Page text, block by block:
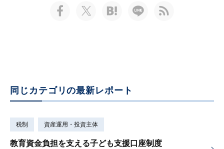
同じカテゴリの最新レポート
税制 資産運用・投資主体
教育資金負担を支える子ども支援口座制度